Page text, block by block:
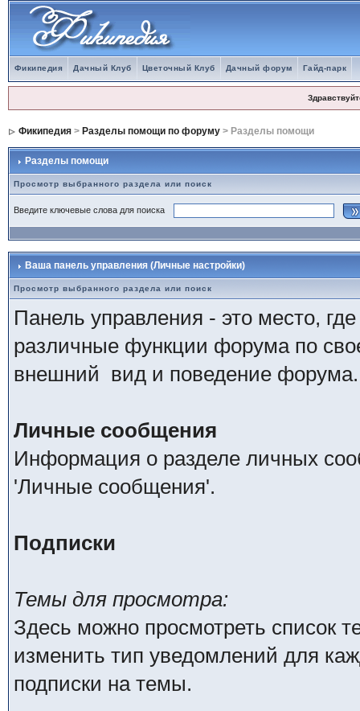
Фикипедия Дачный Клуб Цветочный Клуб Дачный форум Гайд-парк
Фикипедия> Разделы помощи по форуму> Разделы помощи
Разделы помощи
Просмотр выбранного раздела или поиск
Введите ключевые слова для поиска
Ваша панель управления (Личные настройки)
Просмотр выбранного раздела или поиск
Панель управления - это место,
различные функции форума по
внешний вид и поведение форума.
Личные сообщения
Информация о разделе личных
'Личные сообщения'.
Подписки
Темы для просмотра:
Здесь можно просмотреть список
изменить тип уведомлений для
подписки на темы.